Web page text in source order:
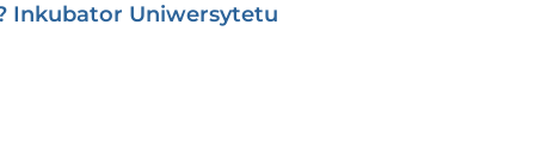
Inkubator Uniwersytetu